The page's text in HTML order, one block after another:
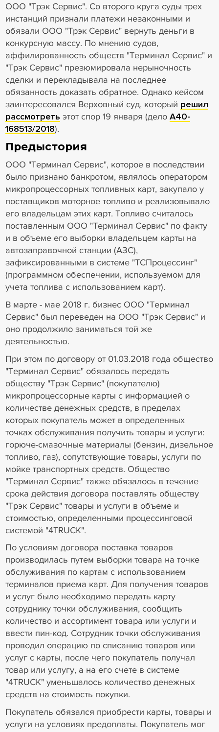
ООО "Трэк Сервис". Со второго круга суды трех
инстанций признали платежи незаконными и
обязали ООО "Трэк Сервис" вернуть деньги в
конкурсную массу. По мнению судов,
аффилированность обществ "Терминал Сервис" и
"Трэк Сервис" презюмировала нерыночность
сделки и перекладывала на последнее
обязанность доказать обратное. Однако кейсом
заинтересовался Верховный суд, который решил
рассмотреть этот спор 19 января (дело А40-
168513/2018).
Предыстория
ООО "Терминал Сервис", которое в последствии
было признано банкротом, являлось оператором
микропроцессорных топливных карт, закупало у
поставщиков моторное топливо и реализовывало
его владельцам этих карт. Топливо считалось
поставленным ООО "Терминал Сервис" по факту
и в объеме его выборки владельцем карты на
автозаправочной станции (АЗС),
зафиксированными в системе "ТСПроцессинг"
(программном обеспечении, используемом для
учета топлива с использованием карт).
В марте - мае 2018 г. бизнес ООО "Терминал
Сервис" был переведен на ООО "Трэк Сервис" и
оно продолжило заниматься той же
деятельностью.
При этом по договору от 01.03.2018 года общество
"Терминал Сервис" обязалось передать
обществу "Трэк Сервис" (покупателю)
микропроцессорные карты с информацией о
количестве денежных средств, в пределах
которых покупатель может в определенных
точках обслуживания получить товары и услуги:
горюче-смазочные материалы (бензин, дизельное
топливо, газ), сопутствующие товары, услуги по
мойке транспортных средств. Общество
"Терминал Сервис" также обязалось в течение
срока действия договора поставлять обществу
"Трэк Сервис" товары и услуги в объеме и
стоимостью, определенными процессинговой
системой "4TRUCK".
По условиям договора поставка товаров
производилась путем выборки товара на точке
обслуживания по картам с использованием
терминалов приема карт. Для получения товаров
и услуг было необходимо передать карту
сотруднику точки обслуживания, сообщить
количество и ассортимент товара или услуги и
ввести пин-код. Сотрудник точки обслуживания
проводил операцию по списанию товаров или
услуг с карты, после чего покупатель получал
товар или услугу, а на его счете в системе
"4TRUCK" уменьшалось количество денежных
средств на стоимость покупки.
Покупатель обязался приобрести карты, товары и
услуги на условиях предоплаты. Покупатель мог